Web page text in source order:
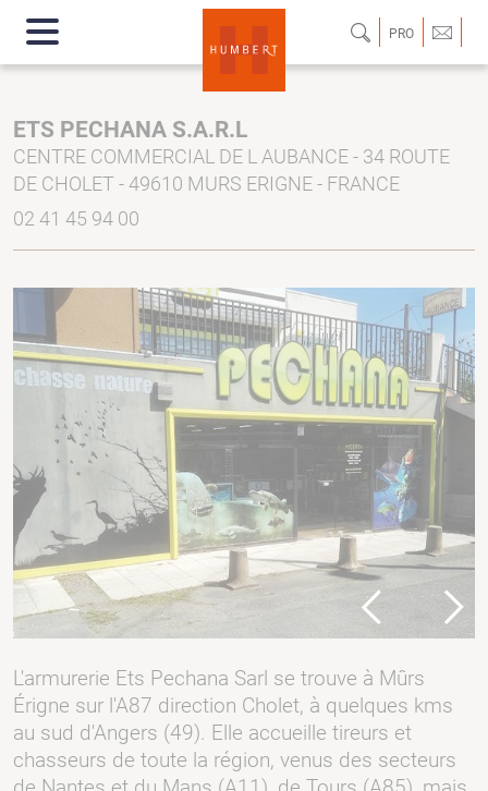
PRO
ETS PECHANA S.A.R.L
CENTRE COMMERCIAL DE L AUBANCE - 34 ROUTE
DE CHOLET - 49610 MURS ERIGNE - FRANCE
02 41 45 94 00
Previous Next
L'armurerie Ets Pechana Sarl se trouve à Mûrs
Érigne sur l'A87 direction Cholet, à quelques kms
au sud d'Angers (49). Elle accueille tireurs et
chasseurs de toute la région, venus des secteurs